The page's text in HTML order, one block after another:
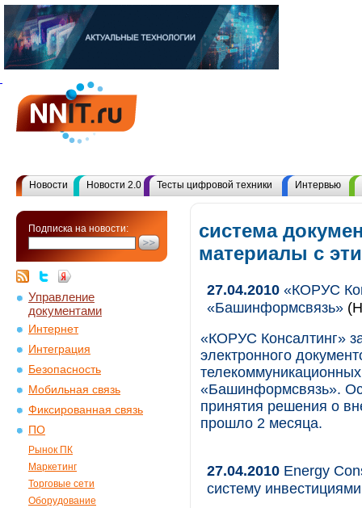
Новости Новости 2.0 Тесты цифровой техники Интервью
Подписка на новости:
Управление
документами
Интернет
Интеграция
Безопасность
Мобильная связь
Фиксированная связь
ПО
Рынок ПК
Маркетинг
Торговые сети
Оборудование
система
материалы с
27.04.2010 «КОРУС
«Башинформсвязь»
«КОРУС Консалтинг»
электронного
«Башинформсвязь».
принятия решения о
прошло 2 месяца.
27.04.2010 Energy
систему